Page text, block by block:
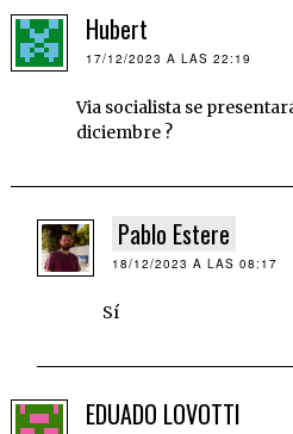
Hubert
17/12/2023 A LAS 22:19
Via socialista se
diciembre ?
Pablo Estere
18/12/2023 A LAS 08:17
Sí
EDUADO LOVOTTI